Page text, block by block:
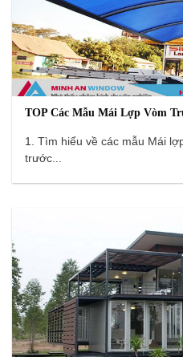
TOP Các Mẫu Mái Lợp Vòm
1. Tìm hiểu về các mẫu Mái
trước...